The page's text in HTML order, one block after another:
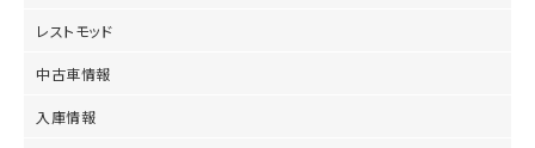
レストモッド
中古車情報
入庫情報